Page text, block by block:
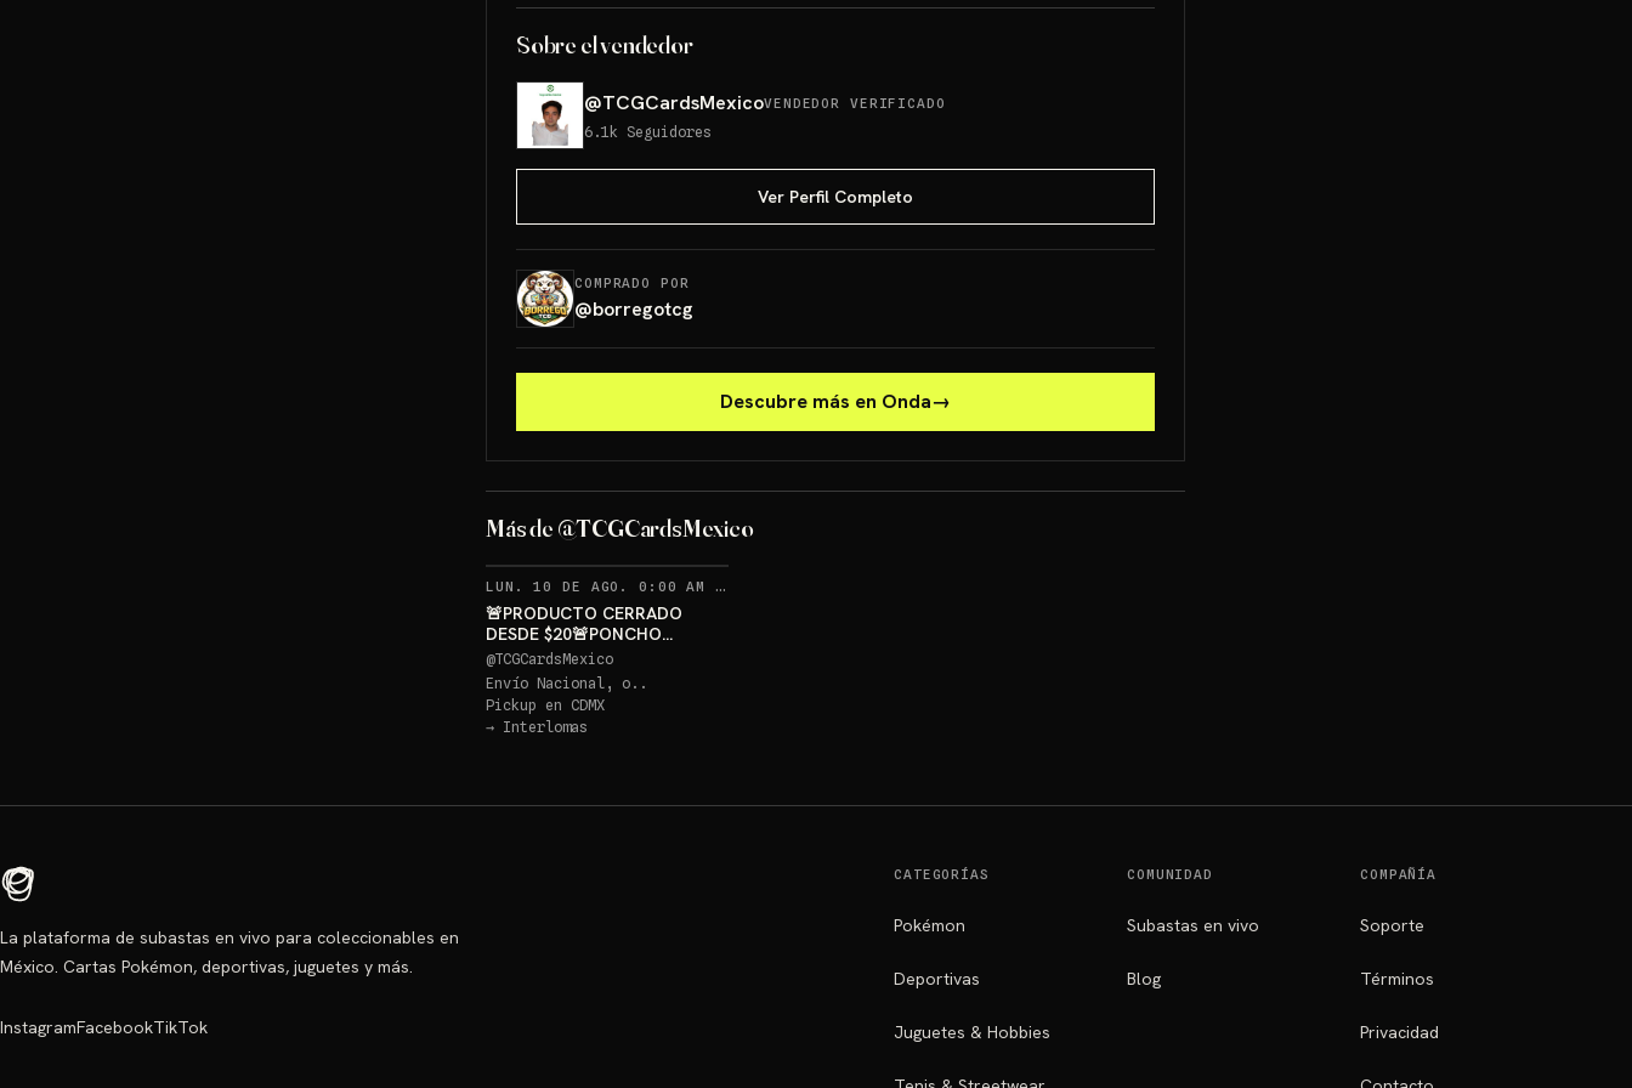
Sobre el vendedor
@TCGCardsMexicoVENDEDOR VERIFICADO
6.1k Seguidores
Ver Perfil Completo
COMPRADO POR
@borregotcg
Descubre más en Onda→
Más de @TCGCardsMexico
PONCHO PIKACHU PSA 10
Sorteo: PONCHO PIKACHU PSA 10 GRATIS →
LUN. 10 DE AGO. 0:00 AM ·
🚨PRODUCTO CERRADO
DESDE $20🚨PONCHO
PIKACHU PSA 10 GRATIS
@TCGCardsMexico
Envío Nacional, o..
Pickup en CDMX
→ Interlomas
La plataforma de subastas en vivo para coleccionables en
México. Cartas Pokémon, deportivas, juguetes y más.
InstagramFacebookTikTok
CATEGORÍAS
Pokémon
Deportivas
Juguetes & Hobbies
COMUNIDAD
Subastas en vivo
Blog
COMPAÑÍA
Soporte
Términos
Privacidad